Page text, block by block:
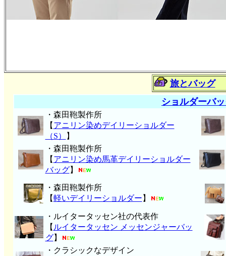
旅とバッグ
ショルダーバ
・森田鞄製作所
【 アニリン染めデイリーショルダー
（S）
】
・森田鞄製作所
【 アニリン染め馬革デイリーショルダー
バッグ】
・森田鞄製作所
【軽いデイリーショルダー 】
・ルイタータッセン社の代表作
【 ルイタータッセン メッセンジャーバッ
グ】
・クラシックなデザイン